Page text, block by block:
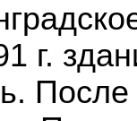
г.
После